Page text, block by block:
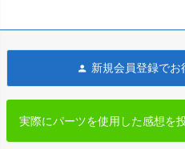
新規会員登録で
実際にパーツを使用した感想を